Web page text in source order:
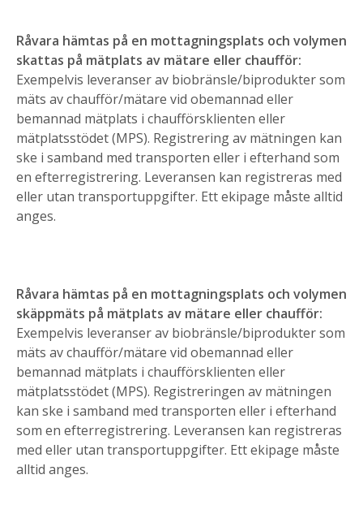
Råvara hämtas på en mottagningsplats och volymen
skattas på mätplats av mätare eller chaufför:
Exempelvis leveranser av biobränsle/biprodukter som
mäts av chaufför/mätare vid obemannad eller
bemannad mätplats i chaufförsklienten eller
mätplatsstödet (MPS). Registrering av mätningen kan
ske i samband med transporten eller i efterhand som
en efterregistrering. Leveransen kan registreras med
eller utan transportuppgifter. Ett ekipage måste alltid
anges.
Råvara hämtas på en mottagningsplats och volymen
skäppmäts på mätplats av mätare eller chaufför:
Exempelvis leveranser av biobränsle/biprodukter som
mäts av chaufför/mätare vid obemannad eller
bemannad mätplats i chaufförsklienten eller
mätplatsstödet (MPS). Registreringen av mätningen
kan ske i samband med transporten eller i efterhand
som en efterregistrering. Leveransen kan registreras
med eller utan transportuppgifter. Ett ekipage måste
alltid anges.